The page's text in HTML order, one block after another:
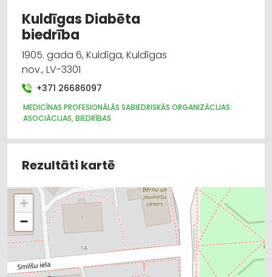
Kuldīgas Diabēta
biedrība
1905. gada 6, Kuldīga, Kuldīgas
nov., LV-3301
+371 26686097
MEDICĪNAS PROFESIONĀLĀS SABIEDRISKĀS ORGANIZĀCIJAS:
ASOCIĀCIJAS, BIEDRĪBAS
Rezultāti kartē
+
−